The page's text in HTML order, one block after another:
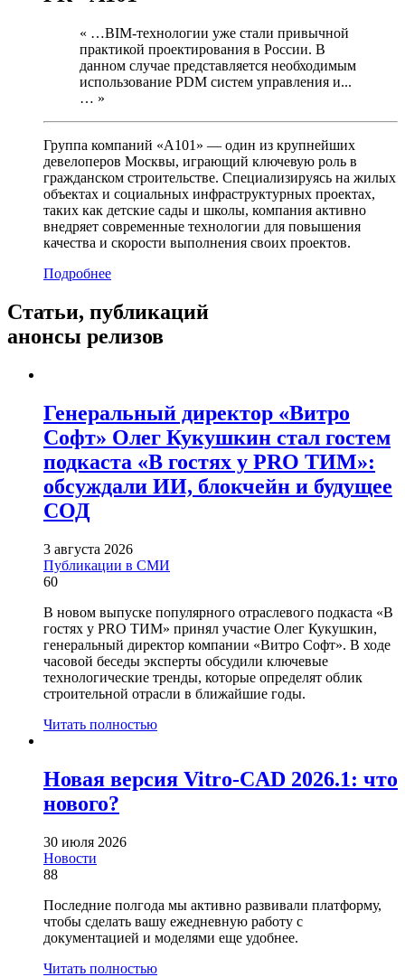
« …BIM-технологии уже стали привычной
практикой проектирования в России. В
данном случае представляется необходимым
использование PDM систем управления и...
… »
Группа компаний «А101» — один из крупнейших
девелоперов Москвы, играющий ключевую роль в
гражданском строительстве. Специализируясь на жилых
объектах и социальных инфраструктурных проектах,
таких как детские сады и школы, компания активно
внедряет современные технологии для повышения
качества и скорости выполнения своих проектов.
Подробнее
Статьи, публикаций
анонсы релизов
Генеральный директор «Витро
Софт» Олег Кукушкин стал гостем
подкаста «В гостях у PRO ТИМ»:
обсуждали ИИ, блокчейн и будущее
СОД
3 августа 2026
Публикации в СМИ
60
В новом выпуске популярного отраслевого подкаста «В
гостях у PRO ТИМ» принял участие Олег Кукушкин,
генеральный директор компании «Витро Софт». В ходе
часовой беседы эксперты обсудили ключевые
технологические тренды, которые определят облик
строительной отрасли в ближайшие годы.
Читать полностью
Новая версия Vitro-CAD 2026.1: что
нового?
30 июля 2026
Новости
88
Последние полгода мы активно развивали платформу,
чтобы сделать вашу ежедневную работу с
документацией и моделями еще удобнее.
Читать полностью